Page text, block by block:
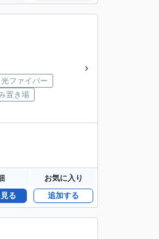
光ファイバー
置き場
お気に入り
る 追加する